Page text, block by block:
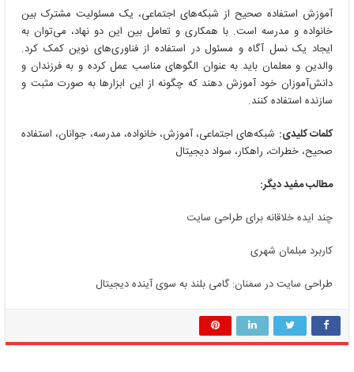
آموزش استفاده صحیح از شبکه‌های اجتماعی، یک مسئولیت مشترک بین
خانواده و مدرسه است. با همکاری و تعامل بین این دو نهاد، می‌توان به
ایجاد یک نسل آگاه و مسئول در استفاده از فناوری‌های نوین کمک کرد.
والدین و معلمان باید به عنوان الگوهای مناسب عمل کرده و به فرزندان و
دانش‌آموزان خود آموزش دهند که چگونه از این ابزارها به صورت مثبت و
سازنده استفاده کنند.
کلمات کلیدی: شبکه‌های اجتماعی، آموزش، خانواده، مدرسه، جوانان، استفاده
صحیح، خطرات، راهکار، سواد دیجیتال
مطالب مفید دیگر:
چند ایده خلاقانه برای طراحی سایت
کاربرد مبلمان شهری
طراحی سایت در سمنان: گامی بلند به سوی آینده دیجیتال